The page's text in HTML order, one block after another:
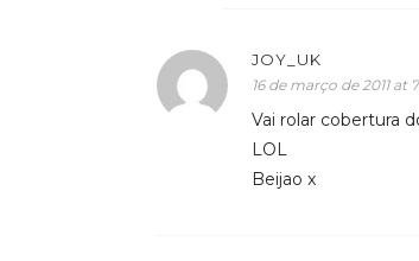
JOY_UK
16 de março de 2011 at
Vai rolar cobertura
LOL
Beijao x